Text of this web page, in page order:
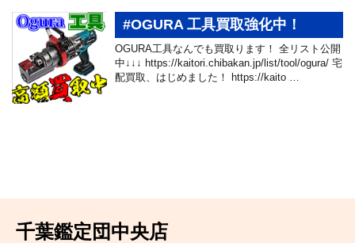
#OGURA 工具買取強化中！
OGURA工具なんでも買取ります！ 全リスト公開
中↓↓↓ https://kaitori.chibakan.jp/list/tool/ogura/ 宅
配買取、はじめました！ https://kaito …
千葉鑑定団中央店